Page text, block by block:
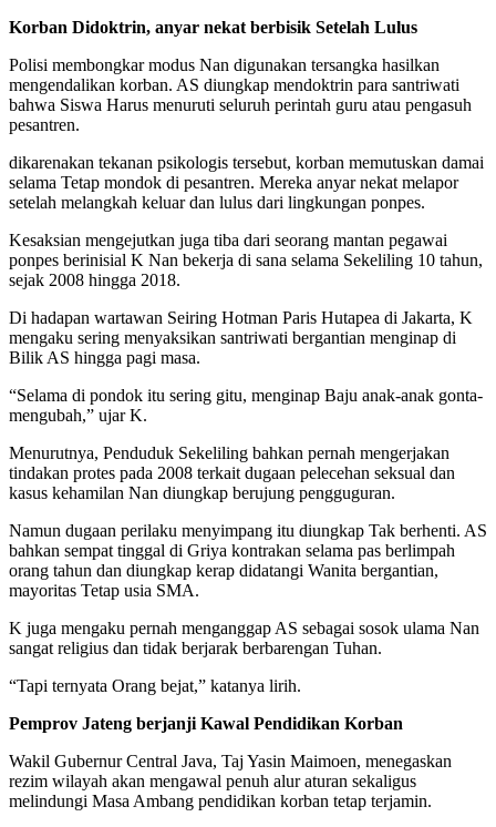
Korban Didoktrin, anyar nekat berbisik Setelah Lulus
Polisi membongkar modus Nan digunakan tersangka hasilkan
mengendalikan korban. AS diungkap mendoktrin para santriwati
bahwa Siswa Harus menuruti seluruh perintah guru atau pengasuh
pesantren.
dikarenakan tekanan psikologis tersebut, korban memutuskan damai
selama Tetap mondok di pesantren. Mereka anyar nekat melapor
setelah melangkah keluar dan lulus dari lingkungan ponpes.
Kesaksian mengejutkan juga tiba dari seorang mantan pegawai
ponpes berinisial K Nan bekerja di sana selama Sekeliling 10 tahun,
sejak 2008 hingga 2018.
Di hadapan wartawan Seiring Hotman Paris Hutapea di Jakarta, K
mengaku sering menyaksikan santriwati bergantian menginap di
Bilik AS hingga pagi masa.
“Selama di pondok itu sering gitu, menginap Baju anak-anak gonta-
mengubah,” ujar K.
Menurutnya, Penduduk Sekeliling bahkan pernah mengerjakan
tindakan protes pada 2008 terkait dugaan pelecehan seksual dan
kasus kehamilan Nan diungkap berujung pengguguran.
Namun dugaan perilaku menyimpang itu diungkap Tak berhenti. AS
bahkan sempat tinggal di Griya kontrakan selama pas berlimpah
orang tahun dan diungkap kerap didatangi Wanita bergantian,
mayoritas Tetap usia SMA.
K juga mengaku pernah menganggap AS sebagai sosok ulama Nan
sangat religius dan tidak berjarak berbarengan Tuhan.
“Tapi ternyata Orang bejat,” katanya lirih.
Pemprov Jateng berjanji Kawal Pendidikan Korban
Wakil Gubernur Central Java, Taj Yasin Maimoen, menegaskan
rezim wilayah akan mengawal penuh alur aturan sekaligus
melindungi Masa Ambang pendidikan korban tetap terjamin.